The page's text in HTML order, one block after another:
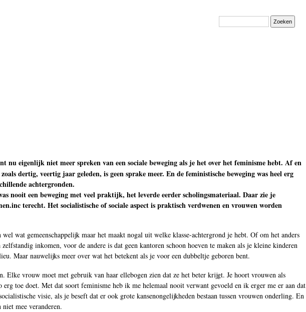
Zoeken
nu eigenlijk niet meer spreken van een sociale beweging als je het over het feminisme hebt. Af en
dertig, veertig jaar geleden, is geen sprake meer. En de feministische beweging was heel erg
achtergronden.
nooit een beweging met veel praktijk, het leverde eerder scholingsmateriaal. Daar zie je
terecht. Het socialistische of sociale aspect is praktisch verdwenen en vrouwen worden
wat gemeenschappelijk maar het maakt nogal uit welke klasse-achtergrond je hebt. Of om het anders
inkomen, voor de andere is dat geen kantoren schoon hoeven te maken als je kleine kinderen
Maar nauwelijks meer over wat het betekent als je voor een dubbeltje geboren bent.
Elke vrouw moet met gebruik van haar ellebogen zien dat ze het beter krijgt. Je hoort vrouwen als
toe doet. Met dat soort feminisme heb ik me helemaal nooit verwant gevoeld en ik erger me er aan dat
visie, als je beseft dat er ook grote kansenongelijkheden bestaan tussen vrouwen onderling. En
mee veranderen.